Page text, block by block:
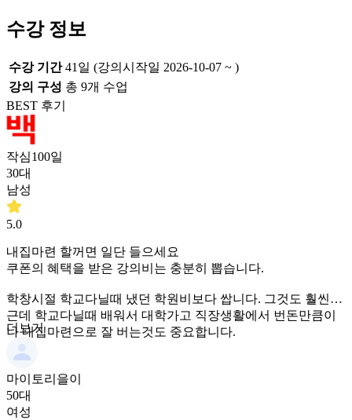
수강 정보
수강 기간 41일 (강의시작일 2026-10-07 ~ )
강의 구성 총 9개 수업
BEST 후기
작심100일
30대
남성
5.0
내집마련 할꺼면 일단 들으세요
쿠폰의 혜택을 받은 강의비는 충분히 뽑습니다.
학창시절 학교다닐때 냈던 학원비보다 쌉니다. 그것도 훨씬
근데 학교다닐때 배워서 대학가고 직장생활에서 번돈만큼이
나 내집마련으로 잘 버는것도 중요합니다.
더보기
마이토리을이
50대
여성